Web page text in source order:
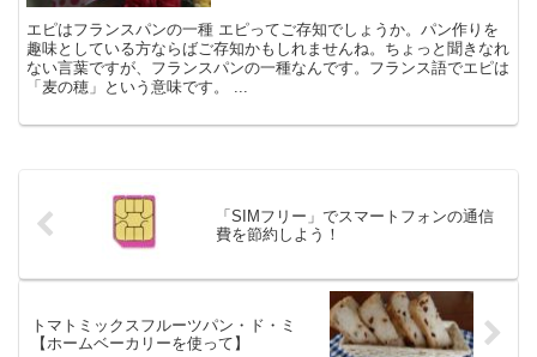
エピはフランスパンの一種 エピってご存知でしょうか。パン作りを
趣味としている方ならばご存知かもしれませんね。ちょっと聞きなれ
ない言葉ですが、フランスパンの一種なんです。フランス語でエピは
「麦の穂」という意味です。 ...
「SIMフリー」でスマートフォンの通信
費を節約しよう！
トマトミックスフルーツパン・ド・ミ
【ホームベーカリーを使って】